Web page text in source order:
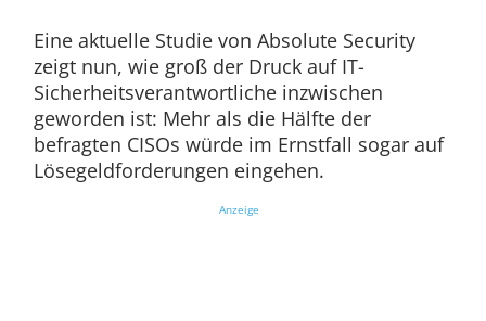
Eine aktuelle Studie von Absolute Security
zeigt nun, wie groß der Druck auf IT-
Sicherheitsverantwortliche inzwischen
geworden ist: Mehr als die Hälfte der
befragten CISOs würde im Ernstfall sogar auf
Lösegeldforderungen eingehen.
Anzeige